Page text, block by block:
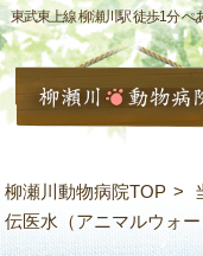
東武東上線 柳瀬川駅 徒歩1分 ぺ
柳瀬川動物病院TOP
伝医水（アニマルウォ